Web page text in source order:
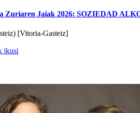
Zuriaren Jaiak 2026: SOZIEDAD
[Vitoria-Gasteiz]
ikusi